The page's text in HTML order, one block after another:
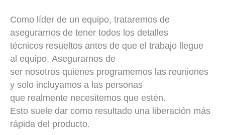
Como líder de un equipo, trataremos de
asegurarnos de tener todos los detalles
técnicos resueltos antes de que el trabajo llegue
al equipo. Asegurarnos de
ser nosotros quienes programemos las reuniones
y solo incluyamos a las personas
que realmente necesitemos que estén.
Esto suele dar como resultado una liberación más
rápida del producto.